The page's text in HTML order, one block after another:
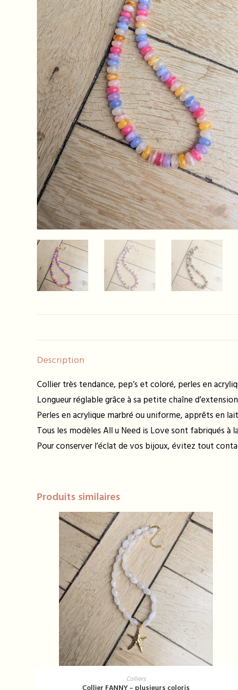
Description
Collier très tendance, pep’s et coloré, perles en
Longueur réglable grâce à sa petite chaîne
Perles en acrylique marbré ou uniforme, apprêts en
Tous les modèles All u Need is Love sont fabriqués à
Pour conserver l’éclat de vos bijoux, évitez tout
Produits similaires
CHOIX DES OPTIONS
Ce
produit
a
Colliers
Collier FANNY – plusieurs coloris